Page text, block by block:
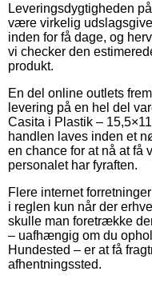
Leveringsdygtigheden
være virkelig
inden for få dage, og
vi checker den
produkt.
En del online outlets
levering på en hel del
Casita i Plastik –
handlen laves inden et
en chance for at nå at få
personalet har fyraften.
Flere internet
i reglen kun når der
skulle man foretrække
– uafhængig om du
Hundested – er at få
afhentningssted.